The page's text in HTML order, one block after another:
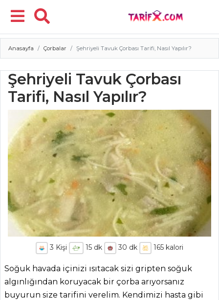
Menü
Anasayfa Çorbalar Şehriyeli Tavuk Çorbası Tarifi, Nasıl Yapılır?
Şehriyeli Tavuk Çorbası
Tarifi, Nasıl Yapılır?
3 Kişi 15dk 30 dk 165kalori
Soğuk havada içinizi ısıtacak sizi gripten soğuk
algınlığından koruyacak bir çorba arıyorsanız
buyurun size tarifini verelim. Kendimizi hasta gibi